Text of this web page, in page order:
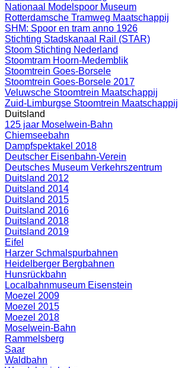
Nationaal Modelspoor Museum
Rotterdamsche Tramweg Maatschappij
SHM: Spoor en tram anno 1926
Stichting Stadskanaal Rail (STAR)
Stoom Stichting Nederland
Stoomtram Hoorn-Medemblik
Stoomtrein Goes-Borsele
Stoomtrein Goes-Borsele 2017
Veluwsche Stoomtrein Maatschappij
Zuid-Limburgse Stoomtrein Maatschappij
Duitsland
125 jaar Moselwein-Bahn
Chiemseebahn
Dampfspektakel 2018
Deutscher Eisenbahn-Verein
Deutsches Museum Verkehrszentrum
Duitsland 2012
Duitsland 2014
Duitsland 2015
Duitsland 2016
Duitsland 2018
Duitsland 2019
Eifel
Harzer Schmalspurbahnen
Heidelberger Bergbahnen
Hunsrückbahn
Localbahnmuseum Eisenstein
Moezel 2009
Moezel 2015
Moezel 2018
Moselwein-Bahn
Rammelsberg
Saar
Waldbahn